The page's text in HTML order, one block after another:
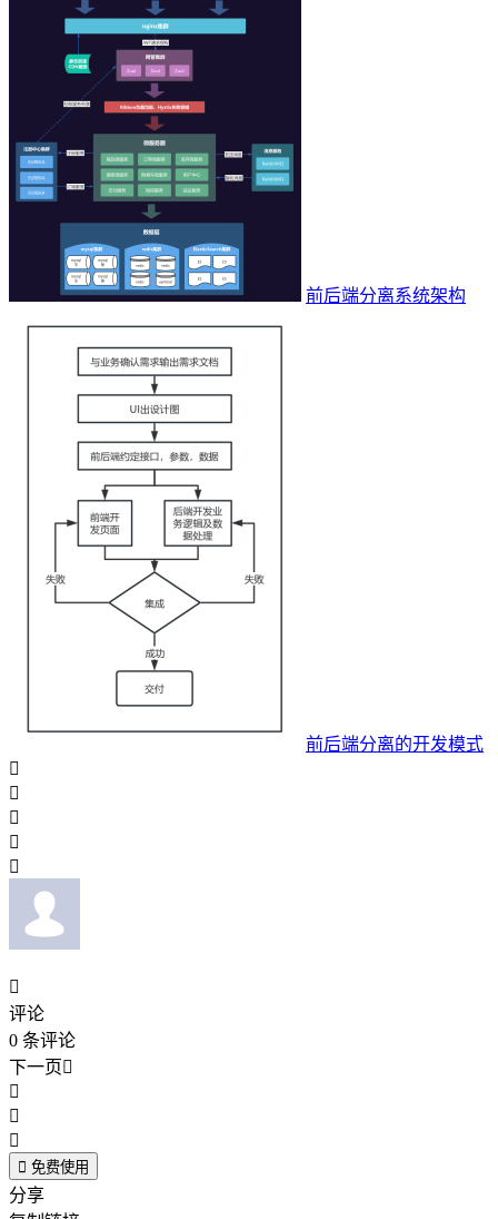
前后端分离系统架构
前后端分离的开发模式






评论
0 条评论
下一页



 免费使用
分享